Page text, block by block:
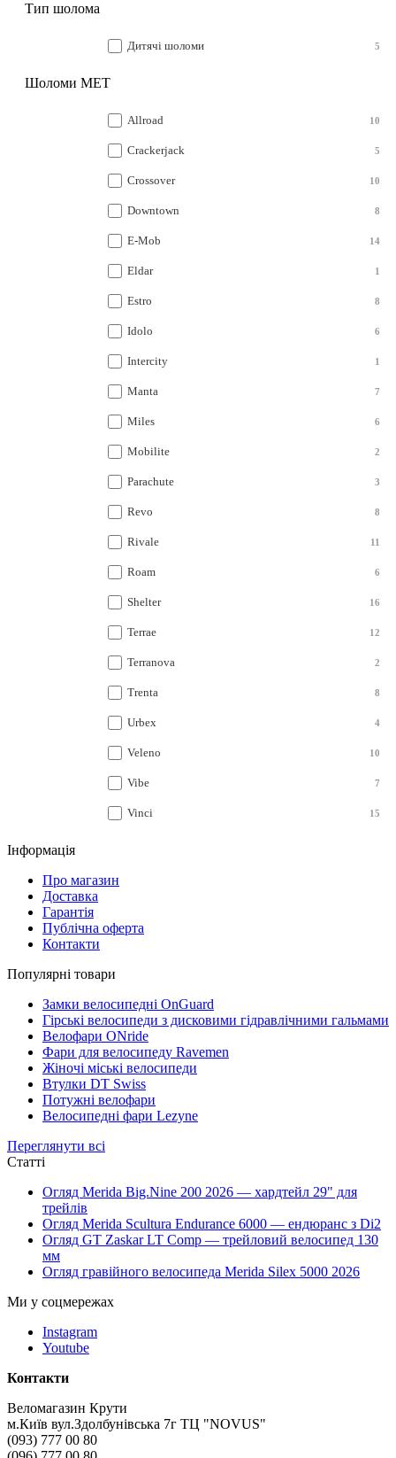
Тип шолома
Дитячі шоломи 5
Шоломи MET
Allroad 10
Crackerjack 5
Crossover 10
Downtown 8
E-Mob 14
Eldar 1
Estro 8
Idolo 6
Intercity 1
Manta 7
Miles 6
Mobilite 2
Parachute 3
Revo 8
Rivale 11
Roam 6
Shelter 16
Terrae 12
Terranova 2
Trenta 8
Urbex 4
Veleno 10
Vibe 7
Vinci 15
Інформація
Про магазин
Доставка
Гарантія
Публічна оферта
Контакти
Популярні товари
Замки велосипедні OnGuard
Гірські велосипеди з дисковими гідравлічними гальмами
Велофари ONride
Фари для велосипеду Ravemen
Жіночі міські велосипеди
Втулки DT Swiss
Потужні велофари
Велосипедні фари Lezyne
Переглянути всі
Статті
Огляд Merida Big.Nine 200 2026 — хардтейл 29" для
трейлів
Огляд Merida Scultura Endurance 6000 — ендюранс з Di2
Огляд GT Zaskar LT Comp — трейловий велосипед 130
мм
Огляд гравійного велосипеда Merida Silex 5000 2026
Ми у соцмережах
Instagram
Youtube
Контакти
Веломагазин Крути
м.Київ вул.Здолбунівська 7г ТЦ "NOVUS"
(093) 777 00 80